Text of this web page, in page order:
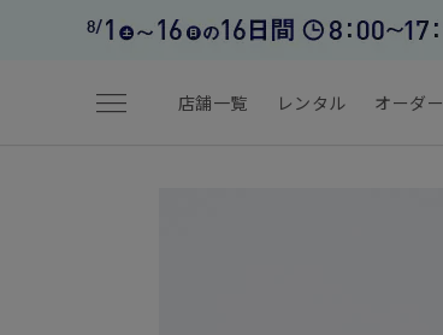
menu 店舗一覧 レンタル オーダー